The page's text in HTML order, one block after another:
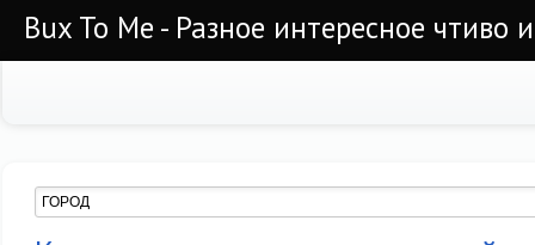
Bux To Me - Разное интересное чтиво